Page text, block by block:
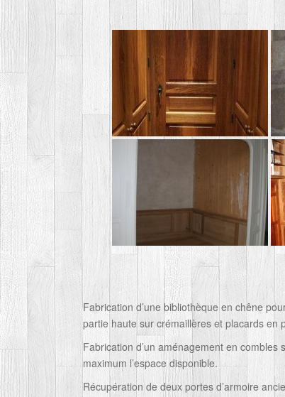
Fabrication d’une bibliothèque en chêne
partie haute sur crémaillères et placards en
Fabrication d’un aménagement en
maximum l’espace disponible.
Récupération de deux portes d’armoire